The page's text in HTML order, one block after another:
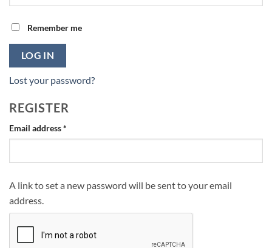
Remember me
LOG IN
Lost your password?
REGISTER
Email address*
A link to set a new password will be sent to your email
address.